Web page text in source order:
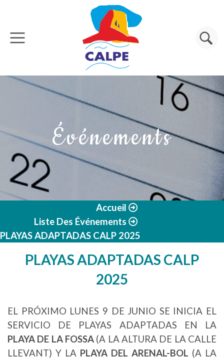
Aller au contenu principal
Rechercher
Événements
Accueil
Liste Des Événements
PLAYAS ADAPTADAS CALP 2025
PLAYAS ADAPTADAS CALP
2025
EL PRÓXIMO LUNES 9 DE JUNIO SE INICIA EL
SERVICIO DE PLAYAS ADAPTADAS EN LA
PLAYA DE LA FOSSA (A LA ALTURA DE LA CALLE
LLEVANT) Y LA PLAYA DEL ARENAL-BOL (A LA